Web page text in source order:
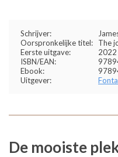
Schrijver:
Oorspronkelijke titel:
The
Eerste uitgave:
2022
ISBN/EAN:
Ebook:
Uitgever:
De mooiste